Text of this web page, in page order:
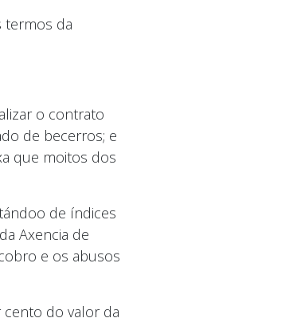
termos da
o contrato
de becerros; e
que moitos dos
de índices
Axencia de
e os abusos
cento do valor da